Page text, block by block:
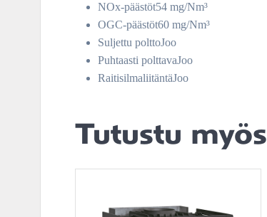
NOx-päästöt54 mg/Nm³
OGC-päästöt60 mg/Nm³
Suljettu polttoJoo
Puhtaasti polttavaJoo
RaitisilmaliitäntäJoo
Tutustu myös